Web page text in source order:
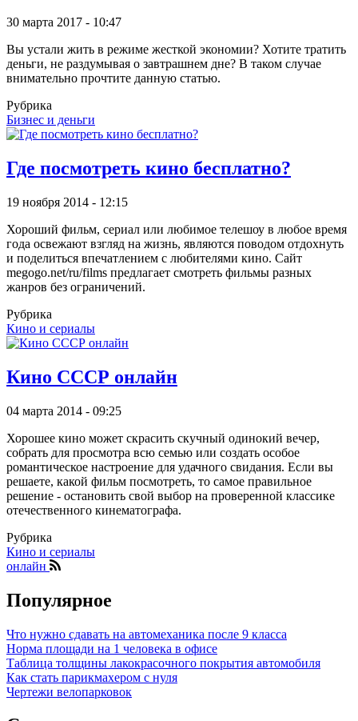
30 марта 2017 - 10:47
Вы устали жить в режиме жесткой экономии? Хотите тратить
деньги, не раздумывая о завтрашнем дне? В таком случае
внимательно прочтите данную статью.
Рубрика
Бизнес и деньги
Где посмотреть кино бесплатно?
19 ноября 2014 - 12:15
Хороший фильм, сериал или любимое телешоу в любое время
года освежают взгляд на жизнь, являются поводом отдохнуть
и поделиться впечатлением с любителями кино. Сайт
megogo.net/ru/films предлагает смотреть фильмы разных
жанров без ограничений.
Рубрика
Кино и сериалы
Кино СССР онлайн
04 марта 2014 - 09:25
Хорошее кино может скрасить скучный одинокий вечер,
собрать для просмотра всю семью или создать особое
романтическое настроение для удачного свидания. Если вы
решаете, какой фильм посмотреть, то самое правильное
решение - остановить свой выбор на проверенной классике
отечественного кинематографа.
Рубрика
Кино и сериалы
онлайн
Популярное
Что нужно сдавать на автомеханика после 9 класса
Норма площади на 1 человека в офисе
Таблица толщины лакокрасочного покрытия автомобиля
Как стать парикмахером с нуля
Чертежи велопарковок